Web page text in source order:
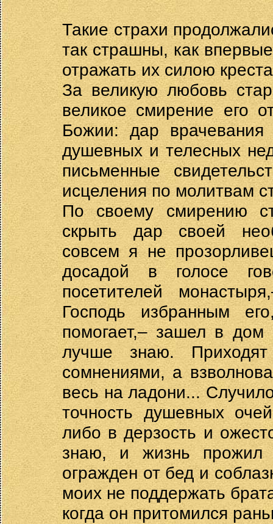
Такие страхи
так страшны, как
отражать их силою
За великую любовь
великое смирение его
Божии: дар
душевных и телесных
письменные
исцеления по молитвам
По своему смирению
скрыть дар своей
совсем я не
досадой в голосе
посетителей
Господь избранным
помогает,– зашел в дом
лучше знаю.
сомнениями, а
весь на ладони...
точность душевных
либо в дерзость и
знаю, и жизнь прожил
огражден от бед и
моих не поддержать
когда он притомился